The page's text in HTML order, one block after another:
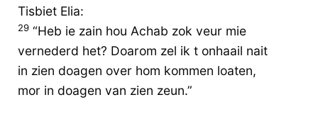
Tisbiet Elia:
29 “Heb ie zain hou Achab zok veur mie
vernederd het? Doarom zel ik t onhaail nait
in zien doagen over hom kommen loaten,
mor in doagen van zien zeun.”